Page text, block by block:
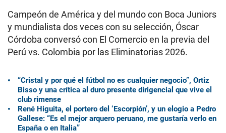
Campeón de América y del mundo con Boca Juniors
y mundialista dos veces con su selección, Óscar
Córdoba conversó con El Comercio en la previa del
Perú vs. Colombia por las Eliminatorias 2026.
“Cristal y por qué el fútbol no es cualquier negocio”, Ortiz
Bisso y una crítica al duro presente dirigencial que vive el
club rimense
René Higuita, el portero del ‘Escorpión’, y un elogio a Pedro
Gallese: “Es el mejor arquero peruano, me gustaría verlo en
España o en Italia”